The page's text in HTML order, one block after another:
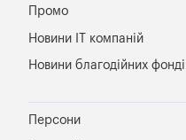
Промо
Новини IT компаній
Новини благодійних
Персони